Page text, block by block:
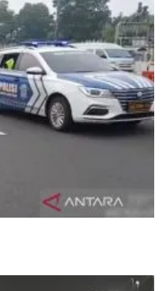
di Tol Japek arah